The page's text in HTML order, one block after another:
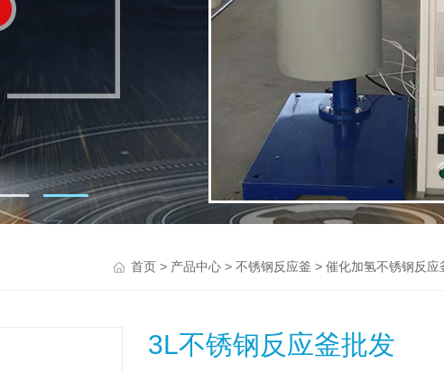
首页> 产品中心> 不锈钢反应釜 > 催化加氢不锈钢反应
3L不锈钢反应釜批发